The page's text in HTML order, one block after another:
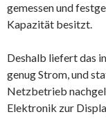
gemessen und
Kapazität besitzt.
Deshalb liefert das
genug Strom, und
Netzbetrieb
Elektronik zur